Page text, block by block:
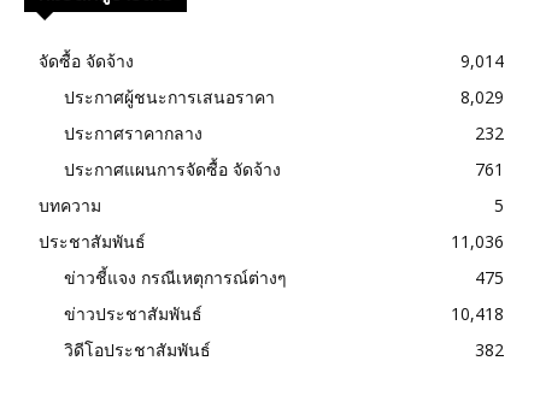
จัดซื้อ จัดจ้าง
9,014
ประกาศผู้ชนะการเสนอราคา
8,029
ประกาศราคากลาง
232
ประกาศแผนการจัดซื้อ จัดจ้าง
761
บทความ
5
ประชาสัมพันธ์
11,036
ข่าวชี้แจง กรณีเหตุการณ์ต่างๆ
475
ข่าวประชาสัมพันธ์
10,418
วิดีโอประชาสัมพันธ์
382